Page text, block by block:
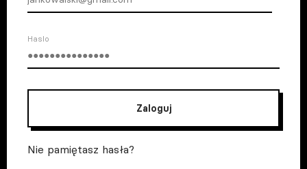
Haslo
Zaloguj
Nie pamiętasz hasła?